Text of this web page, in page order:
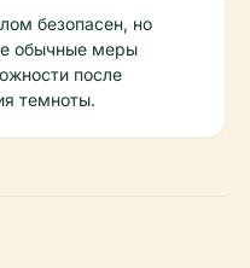
безопасен, но
обычные меры
после
темноты.